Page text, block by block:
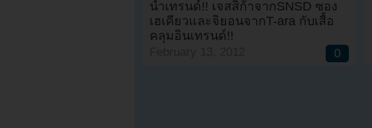
นำเทรนด์!! เจสสิก้าจากSNSD ซอง
เฮเคียวและจิยอนจากT-ara กับเสื้อ
คลุมอินเทรนด์!!
0